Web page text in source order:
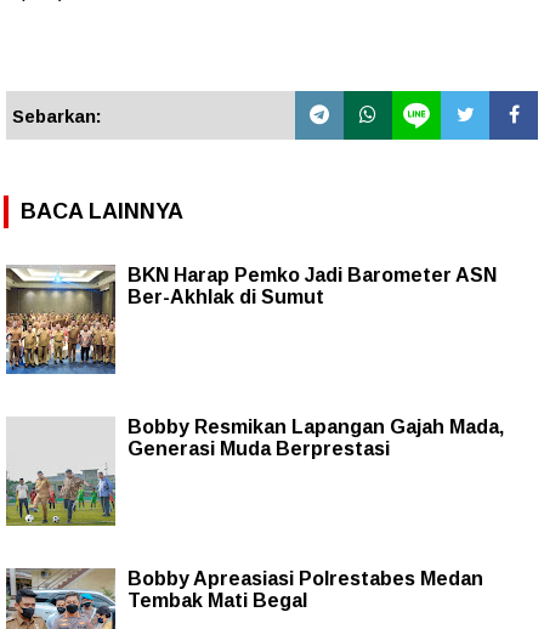
Sebarkan:
BACA LAINNYA
BKN Harap Pemko Jadi Barometer ASN
Ber-Akhlak di Sumut
Bobby Resmikan Lapangan Gajah Mada,
Generasi Muda Berprestasi
Bobby Apreasiasi Polrestabes Medan
Tembak Mati Begal